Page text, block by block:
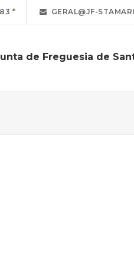
GERAL@JF-
de Freguesia de